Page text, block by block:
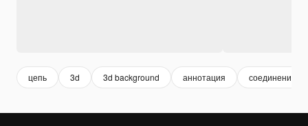
цепь 3d 3d background аннотация соединение